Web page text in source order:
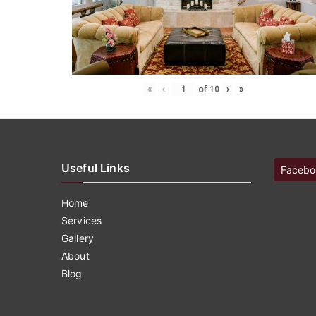
« ‹ of10 › »
Useful Links
Home
Services
Gallery
About
Blog